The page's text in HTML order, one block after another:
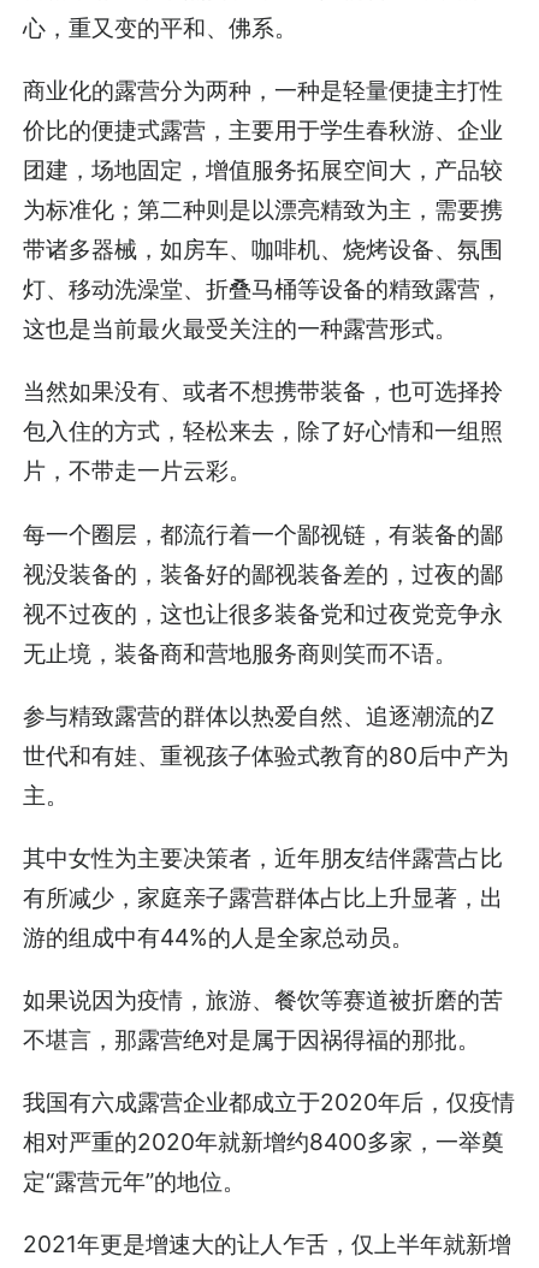
心，重又变的平和、佛系。
商业化的露营分为两种，一种是轻量便捷主打性
价比的便捷式露营，主要用于学生春秋游、企业
团建，场地固定，增值服务拓展空间大，产品较
为标准化；第二种则是以漂亮精致为主，需要携
带诸多器械，如房车、咖啡机、烧烤设备、氛围
灯、移动洗澡堂、折叠马桶等设备的精致露营，
这也是当前最火最受关注的一种露营形式。
当然如果没有、或者不想携带装备，也可选择拎
包入住的方式，轻松来去，除了好心情和一组照
片，不带走一片云彩。
每一个圈层，都流行着一个鄙视链，有装备的鄙
视没装备的，装备好的鄙视装备差的，过夜的鄙
视不过夜的，这也让很多装备党和过夜党竞争永
无止境，装备商和营地服务商则笑而不语。
参与精致露营的群体以热爱自然、追逐潮流的Z
世代和有娃、重视孩子体验式教育的80后中产为
主。
其中女性为主要决策者，近年朋友结伴露营占比
有所减少，家庭亲子露营群体占比上升显著，出
游的组成中有44%的人是全家总动员。
如果说因为疫情，旅游、餐饮等赛道被折磨的苦
不堪言，那露营绝对是属于因祸得福的那批。
我国有六成露营企业都成立于2020年后，仅疫情
相对严重的2020年就新增约8400多家，一举奠
定“露营元年”的地位。
2021年更是增速大的让人乍舌，仅上半年就新增